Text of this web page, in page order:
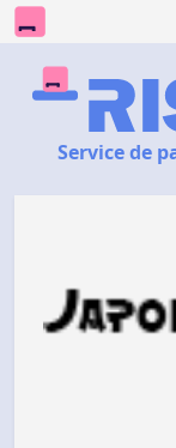
Service de